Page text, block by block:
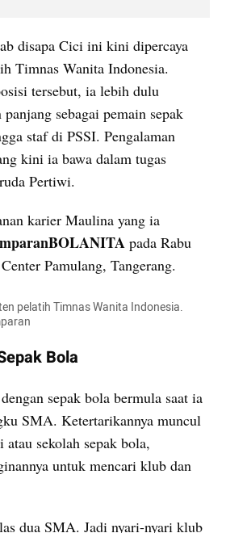
disapa Cici ini kini dipercaya
Timnas Wanita Indonesia.
tersebut, ia lebih dulu
sebagai pemain sepak
staf di PSSI. Pengalaman
kini ia bawa dalam tugas
Pertiwi.
karier Maulina yang ia
pada Rabu
Pamulang, Tangerang.
pelatih Timnas Wanita Indonesia.
Bola
sepak bola bermula saat ia
SMA. Ketertarikannya muncul
sekolah sepak bola,
untuk mencari klub dan
dua SMA. Jadi nyari-nyari klub